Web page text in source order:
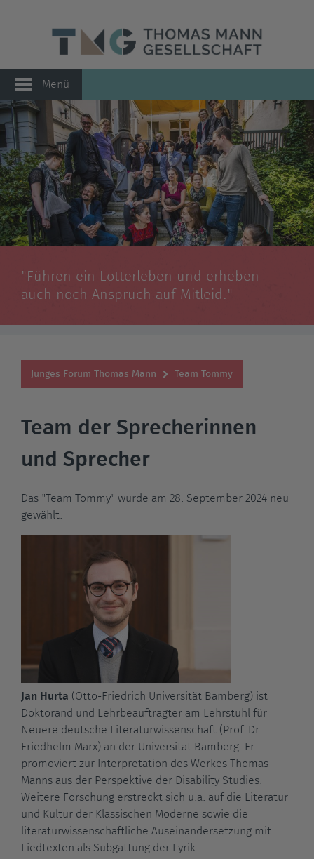
Menü
"Führen ein Lotterleben und erheben
auch noch Anspruch auf Mitleid."
Junges Forum Thomas Mann Team Tommy
Team der Sprecherinnen
und Sprecher
Das "Team Tommy" wurde am 28. September 2024 neu
gewählt.
Jan Hurta (Otto-Friedrich Universität Bamberg) ist
Doktorand und Lehrbeauftragter am Lehrstuhl für
Neuere deutsche Literaturwissenschaft (Prof. Dr.
Friedhelm Marx) an der Universität Bamberg. Er
promoviert zur Interpretation des Werkes Thomas
Manns aus der Perspektive der Disability Studies.
Weitere Forschung erstreckt sich u.a. auf die Literatur
und Kultur der Klassischen Moderne sowie die
literaturwissenschaftliche Auseinandersetzung mit
Liedtexten als Subgattung der Lyrik.